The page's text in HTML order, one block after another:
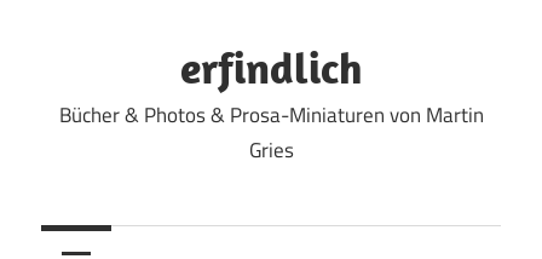
erfindlich
Bücher & Photos & Prosa-Miniaturen von Martin
Gries